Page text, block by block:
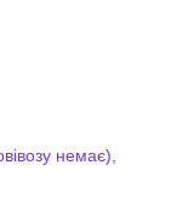
немає),